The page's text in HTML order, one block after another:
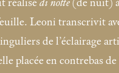
réalisé di notte (de nuit)
Leoni transcrivit
de l’éclairage
placée en contrebas